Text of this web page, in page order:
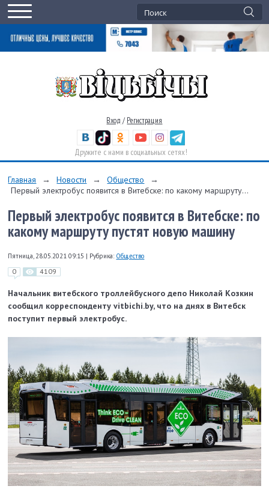
Вход / Регистрация
Дружите с нами в социальных сетях!
Главная → Новости → Общество
→
Первый электробус появится в Витебске: по какому маршруту...
Первый электробус появится в Витебске: по
какому маршруту пустят новую машину
Пятница, 28.05.2021 09:15 | Рубрика: Общество
0 4109
Начальник витебского троллейбусного депо Николай Козкин
сообщил корреспонденту vitbichi.by, что на днях в Витебск
поступит первый электробус.